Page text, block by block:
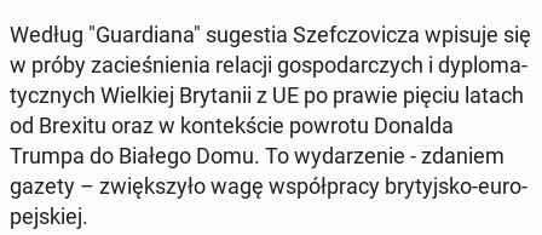
Według "Gu­ar­dia­na" su­ge­stia Szef­czo­vi­cza wpisuje się
w próby za­cie­śnie­nia relacji go­spo­dar­czych i dy­plo­ma­
tycz­nych Wiel­kiej Bry­ta­nii z UE po prawie pięciu latach
od Brexitu oraz w kon­tek­ście powrotu Donalda
Trumpa do Białego Domu. To wy­da­rze­nie - zdaniem
gazety – zwięk­szy­ło wagę współ­pra­cy bry­tyj­sko-eu­ro­
pej­skiej.